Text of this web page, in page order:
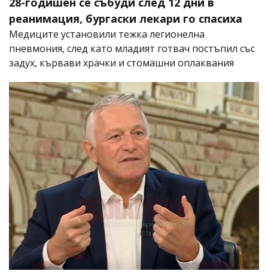
реанимация, бургаски лекари го спасиха
Медиците установили тежка легионелна
пневмония, след като младият готвач постъпил със
задух, кървави храчки и стомашни оплаквания